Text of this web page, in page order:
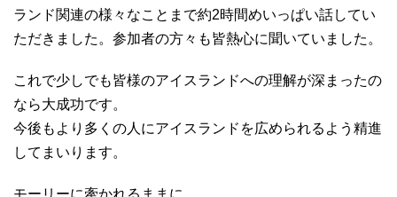
ランド関連の様々なことまで約2時間めいっぱい話してい
ただきました。参加者の方々も皆熱心に聞いていました。
これで少しでも皆様のアイスランドへの理解が深まったの
なら大成功です。
今後もより多くの人にアイスランドを広められるよう精進
してまいります。